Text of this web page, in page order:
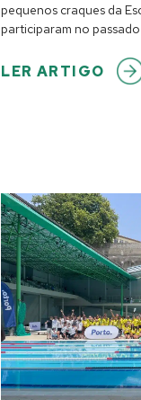
pequenos craques da
participaram no
LER ARTIGO